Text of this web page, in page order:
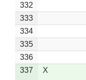
332
333
334
335
336
337
X